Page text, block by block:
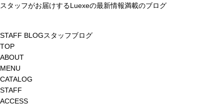
スタッフがお届けするLuexeの最新情報満載のブログ
STAFF BLOGスタッフブログ
TOP
ABOUT
MENU
CATALOG
STAFF
ACCESS